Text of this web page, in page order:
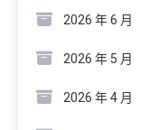
2026 年 6 月
2026 年 5 月
2026 年 4 月